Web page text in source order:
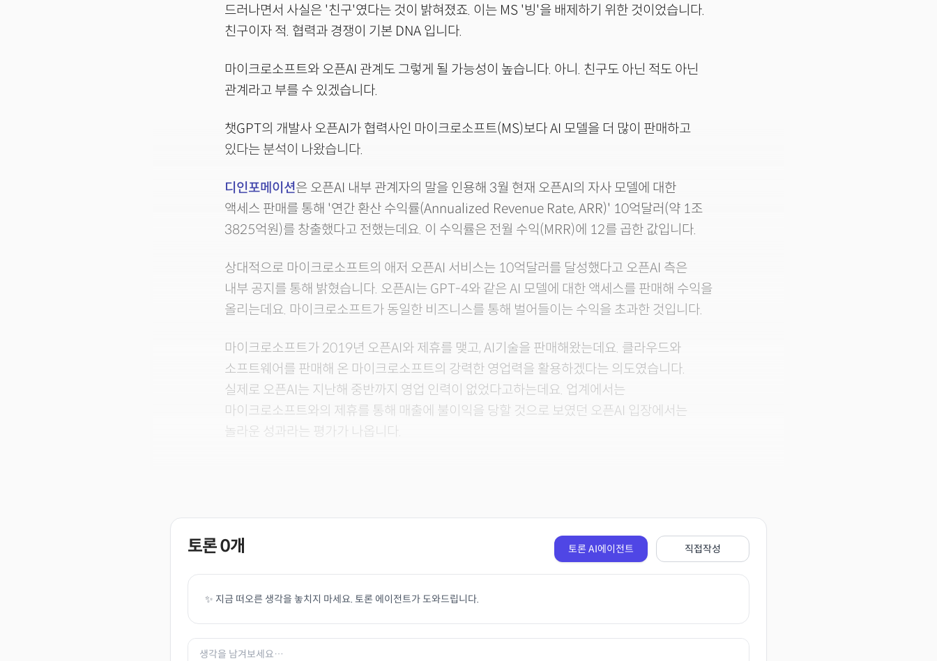
드러나면서 사실은 '친구'였다는 것이 밝혀졌죠. 이는 MS '빙'을 배제하기 위한 것이었습니다.
친구이자 적. 협력과 경쟁이 기본 DNA 입니다.
마이크로소프트와 오픈AI 관계도 그렇게 될 가능성이 높습니다. 아니. 친구도 아닌 적도 아닌
관계라고 부를 수 있겠습니다.
챗GPT의 개발사 오픈AI가 협력사인 마이크로소프트(MS)보다 AI 모델을 더 많이 판매하고
있다는 분석이 나왔습니다.
디인포메이션은 오픈AI 내부 관계자의 말을 인용해 3월 현재 오픈AI의 자사 모델에 대한
액세스 판매를 통해 '연간 환산 수익률(Annualized Revenue Rate, ARR)' 10억달러(약 1조
3825억원)를 창출했다고 전했는데요. 이 수익률은 전월 수익(MRR)에 12를 곱한 값입니다.
상대적으로 마이크로소프트의 애저 오픈AI 서비스는 10억달러를 달성했다고 오픈AI 측은
내부 공지를 통해 밝혔습니다. 오픈AI는 GPT-4와 같은 AI 모델에 대한 액세스를 판매해 수익을
올리는데요. 마이크로소프트가 동일한 비즈니스를 통해 벌어들이는 수익을 초과한 것입니다.
마이크로소프트가 2019년 오픈AI와 제휴를 맺고, AI기술을 판매해왔는데요. 클라우드와
소프트웨어를 판매해 온 마이크로소프트의 강력한 영업력을 활용하겠다는 의도였습니다.
실제로 오픈AI는 지난해 중반까지 영업 인력이 없었다고하는데요. 업계에서는
마이크로소프트와의 제휴를 통해 매출에 불이익을 당할 것으로 보였던 오픈AI 입장에서는
놀라운 성과라는 평가가 나옵니다.
토론0개 토론 AI에이전트 직접작성
✨ 지금 떠오른 생각을 놓치지 마세요. 토론 에이전트가 도와드립니다.